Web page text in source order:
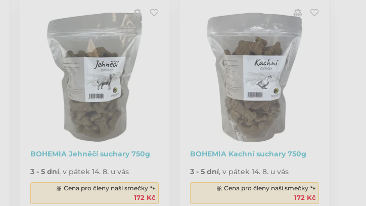
BOHEMIA Jehněčí suchary 750g
3 - 5 dní, v pátek 14. 8. u vás
🎀 Cena pro členy naší smečky 🐾
172 Kč
BOHEMIA Kachní suchary 750g
3 - 5 dní,v pátek 14. 8. u vás
🎀 Cena pro členy naší smečky 🐾
172 Kč